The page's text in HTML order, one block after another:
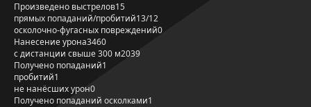
Произведено выстрелов15
прямых попаданий/пробитий13/12
осколочно-фугасных повреждений0
Нанесение урона3460
с дистанции свыше 300 м2039
Получено попаданий1
пробитий1
не нанёсших урон0
Получено попаданий осколками1